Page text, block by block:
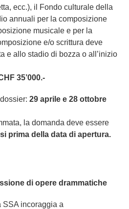
ecc.), il Fondo culturale della
annuali per la composizione
musicale e per la
e/o scrittura deve
e allo stadio di bozza o all’inizio
35’000.-
29 aprile e 28 ottobre
la domanda deve essere
prima della data di apertura.
di opere drammatiche
SSA incoraggia a